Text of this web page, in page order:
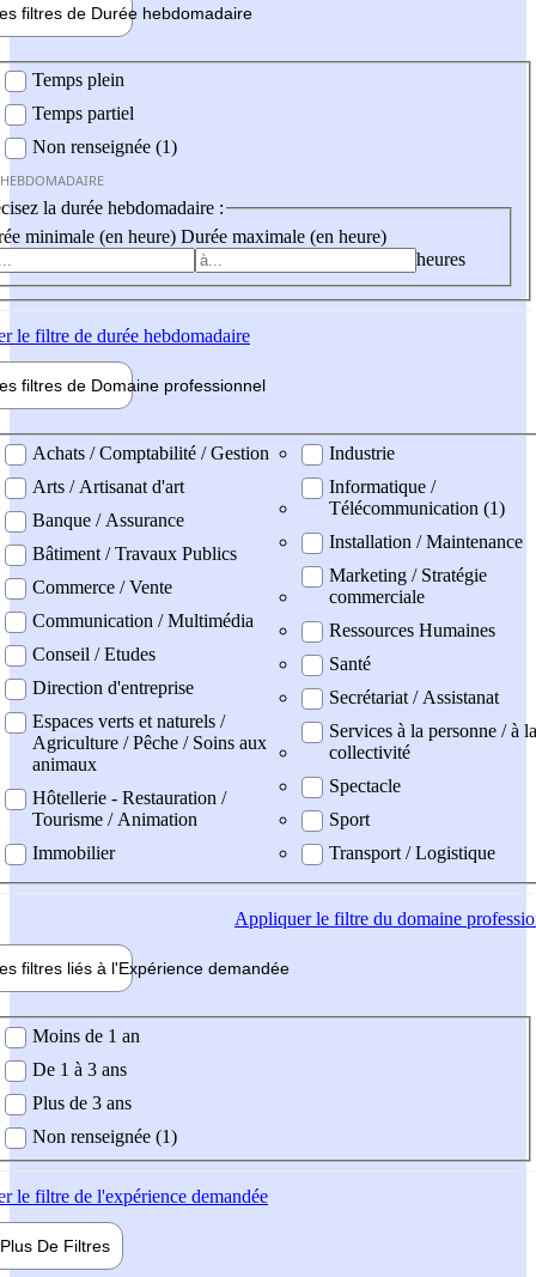
filtres de Durée hebdomadaire
Temps plein
Temps partiel
Non renseignée (1)
la durée hebdomadaire :
minimale (en heure) Durée maximale (en heure)
heures
le filtre de durée hebdomadaire
filtres de Domaine professionnel
professionel
Achats / Comptabilité / Gestion
Arts / Artisanat d'art
Banque / Assurance
Bâtiment / Travaux Publics
Commerce / Vente
Communication / Multimédia
Conseil / Etudes
Direction d'entreprise
Espaces verts et naturels /
Agriculture / Pêche / Soins aux
animaux
Hôtellerie - Restauration /
Tourisme / Animation
Immobilier
Industrie
Informatique /
Télécommunication (1)
Installation / Maintenance
Marketing / Stratégie
commerciale
Ressources Humaines
Santé
Secrétariat / Assistanat
Services à la personne / à la
collectivité
Spectacle
Sport
Transport / Logistique
Appliquerle filtre du domaine
filtres liés à l'Expérience demandée
demandée
Moins de 1 an
De 1 à 3 ans
Plus de 3 ans
Non renseignée (1)
le filtre de l'expérience demandée
Plus De Filtres